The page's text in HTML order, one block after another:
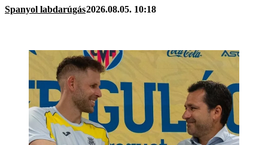
Spanyol labdarúgás2026.08.05. 10:18